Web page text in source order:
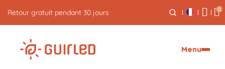
Livraison express offerte dès 59€ 0
Menu